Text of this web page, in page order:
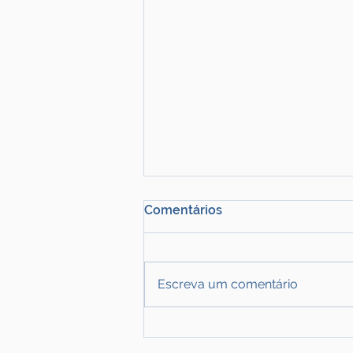
Comentários
Escreva um comentário